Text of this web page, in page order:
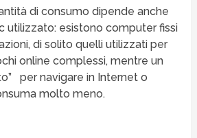
di consumo dipende anche
utilizzato: esistono computer fissi
di solito quelli utilizzati per
online complessi, mentre un
per navigare in Internet o
molto meno.